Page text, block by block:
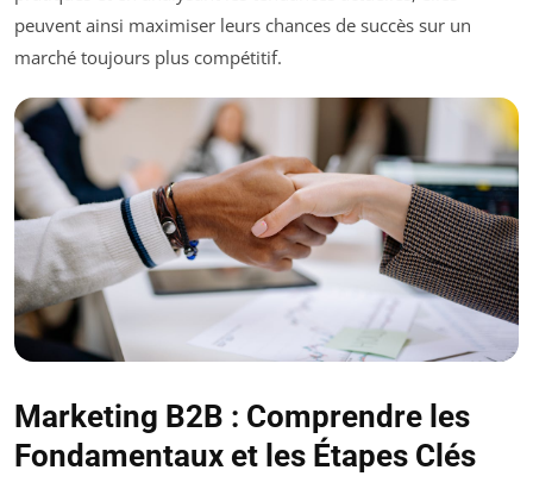
peuvent ainsi maximiser leurs chances de succès sur un
marché toujours plus compétitif.
Marketing B2B : Comprendre les
Fondamentaux et les Étapes Clés